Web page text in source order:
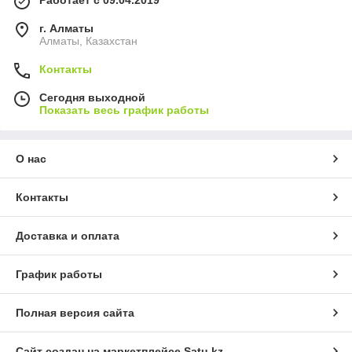
г. Алматы
Алматы, Казахстан
Контакты
Сегодня выходной
Показать весь график работы
О нас
Контакты
Доставка и оплата
График работы
Полная версия сайта